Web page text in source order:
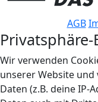
AGB
Wir verwenden
unserer Website
Daten (z.B. deine IP-